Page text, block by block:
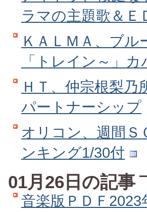
ラマの主題歌＆Ｅ
ＫＡＬＭＡ、ブル
「トレイン～」カ
ＨＴ、仲宗根梨乃
パートナーシップ
オリコン、週間Ｓ
ンキング1/30付
01月26日の記事
音楽版ＰＤＦ2023